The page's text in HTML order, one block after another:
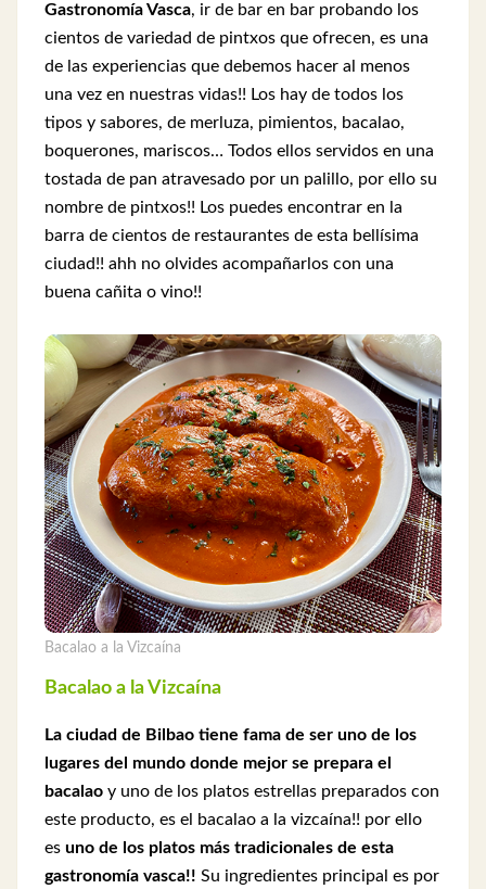
Gastronomía Vasca, ir de bar en bar probando los
cientos de variedad de pintxos que ofrecen, es una
de las experiencias que debemos hacer al menos
una vez en nuestras vidas!! Los hay de todos los
tipos y sabores, de merluza, pimientos, bacalao,
boquerones, mariscos… Todos ellos servidos en una
tostada de pan atravesado por un palillo, por ello su
nombre de pintxos!! Los puedes encontrar en la
barra de cientos de restaurantes de esta bellísima
ciudad!! ahh no olvides acompañarlos con una
buena cañita o vino!!
Bacalao a la Vizcaína
Bacalao a la Vizcaína
La ciudad de Bilbao tiene fama de ser uno de los
lugares del mundo donde mejor se prepara el
bacalao y uno de los platos estrellas preparados con
este producto, es el bacalao a la vizcaína!! por ello
es uno de los platos más tradicionales de esta
gastronomía vasca!! Su ingredientes principal es por